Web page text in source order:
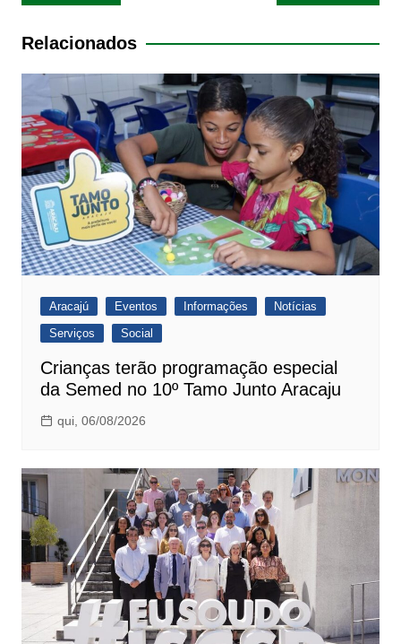
A
p
b
o
k
de
Post
Relacionados
Aracajú Eventos Informações
Notícias
Serviços
Social
Crianças terão programação especial
da Semed no 10º Tamo Junto Aracaju
qui, 06/08/2026